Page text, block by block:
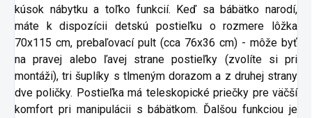
kúsok nábytku a toľko funkcií. Keď sa bábätko narodí,
máte k dispozícii detskú postieľku o rozmere lôžka
70x115 cm, prebaľovací pult (cca 76x36 cm) - môže byť
na pravej alebo ľavej strane postieľky (zvolíte si pri
montáži), tri šuplíky s tlmeným dorazom a z druhej strany
dve poličky. Postieľka má teleskopické priečky pre väčší
komfort pri manipulácii s bábätkom. Ďalšou funkciou je